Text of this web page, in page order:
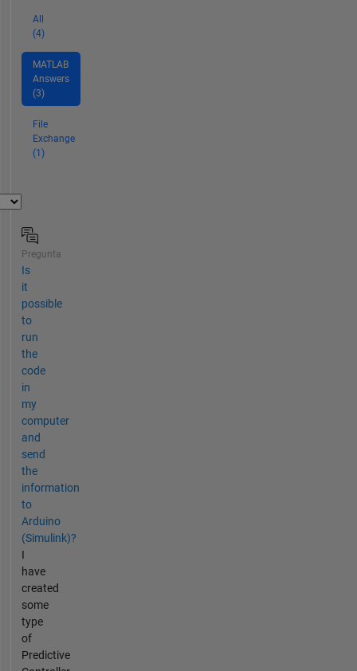
All
(4)
MATLAB
Answers
(3)
File
Exchange
(1)
Pregunta
Is
it
possible
to
run
the
code
in
my
computer
and
send
the
information
to
Arduino
(Simulink)?
I
have
created
some
type
of
Predictive